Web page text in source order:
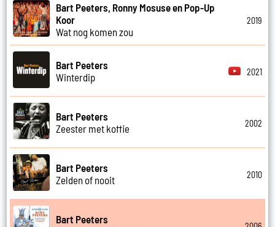
Bart Peeters, Ronny Mosuse en Pop-Up
Koor
Wat nog komen zou
2019
Bart Peeters
Winterdip
2021
Bart Peeters
Zeester met koffie
2002
Bart Peeters
Zelden of nooit
2010
Bart Peeters